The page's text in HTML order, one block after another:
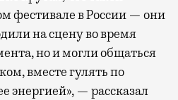
фестивале в России — они
на сцену во время
но и могли общаться
вместе гулять по
энергией», — рассказал